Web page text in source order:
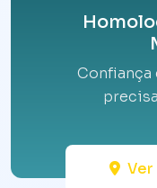
Confiança
Ver